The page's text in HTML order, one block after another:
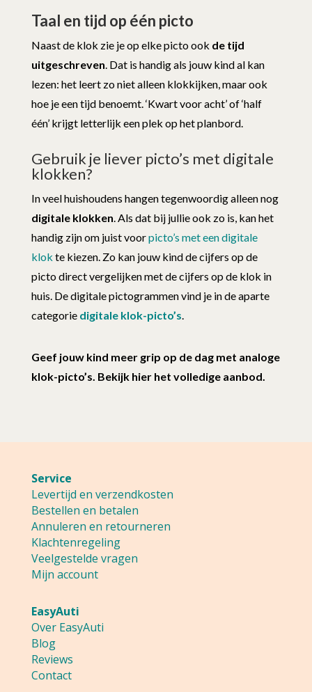
Taal en tijd op één picto
Naast de klok zie je op elke picto ook de tijd
uitgeschreven. Dat is handig als jouw kind al kan
lezen: het leert zo niet alleen klokkijken, maar ook
hoe je een tijd benoemt. ‘Kwart voor acht’ of ‘half
één’ krijgt letterlijk een plek op het planbord.
Gebruik je liever picto’s met digitale
klokken?
In veel huishoudens hangen tegenwoordig alleen nog
digitale klokken. Als dat bij jullie ook zo is, kan het
handig zijn om juist voorpicto’s met een digitale
klok te kiezen. Zo kan jouw kind de cijfers op de
picto direct vergelijken met de cijfers op de klok in
huis. De digitale pictogrammen vind je in de aparte
categorie digitale klok-picto’s.
Geef jouw kind meer grip op de dag met analoge
klok-picto’s. Bekijk hier het volledige aanbod.
Service
Levertijd en verzendkosten
Bestellen en betalen
Annuleren en retourneren
Klachtenregeling
Veelgestelde vragen
Mijn account
EasyAuti
Over EasyAuti
Blog
Reviews
Contact